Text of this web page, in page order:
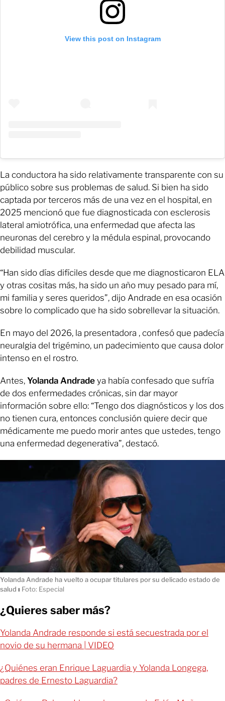
View this post on Instagram
La conductora ha sido relativamente transparente con su
público sobre sus problemas de salud. Si bien ha sido
captada por terceros más de una vez en el hospital, en
2025 mencionó que fue diagnosticada con esclerosis
lateral amiotrófica, una enfermedad que afecta las
neuronas del cerebro y la médula espinal, provocando
debilidad muscular.
“Han sido días difíciles desde que me diagnosticaron ELA
y otras cositas más, ha sido un año muy pesado para mí,
mi familia y seres queridos”, dijo Andrade en esa ocasión
sobre lo complicado que ha sido sobrellevar la situación.
En mayo del 2026, la presentadora , confesó que padecía
neuralgia del trigémino, un padecimiento que causa dolor
intenso en el rostro.
Antes, Yolanda Andrade ya había confesado que sufría
de dos enfermedades crónicas, sin dar mayor
información sobre ello: “Tengo dos diagnósticos y los dos
no tienen cura, entonces conclusión quiere decir que
médicamente me puedo morir antes que ustedes, tengo
una enfermedad degenerativa”, destacó.
Yolanda Andrade ha vuelto a ocupar titulares por su delicado estado de
salud ı Foto: Especial
¿Quieres saber más?
Yolanda Andrade responde si está secuestrada por el
novio de su hermana | VIDEO
¿Quiénes eran Enrique Laguardia y Yolanda Longega,
padres de Ernesto Laguardia?